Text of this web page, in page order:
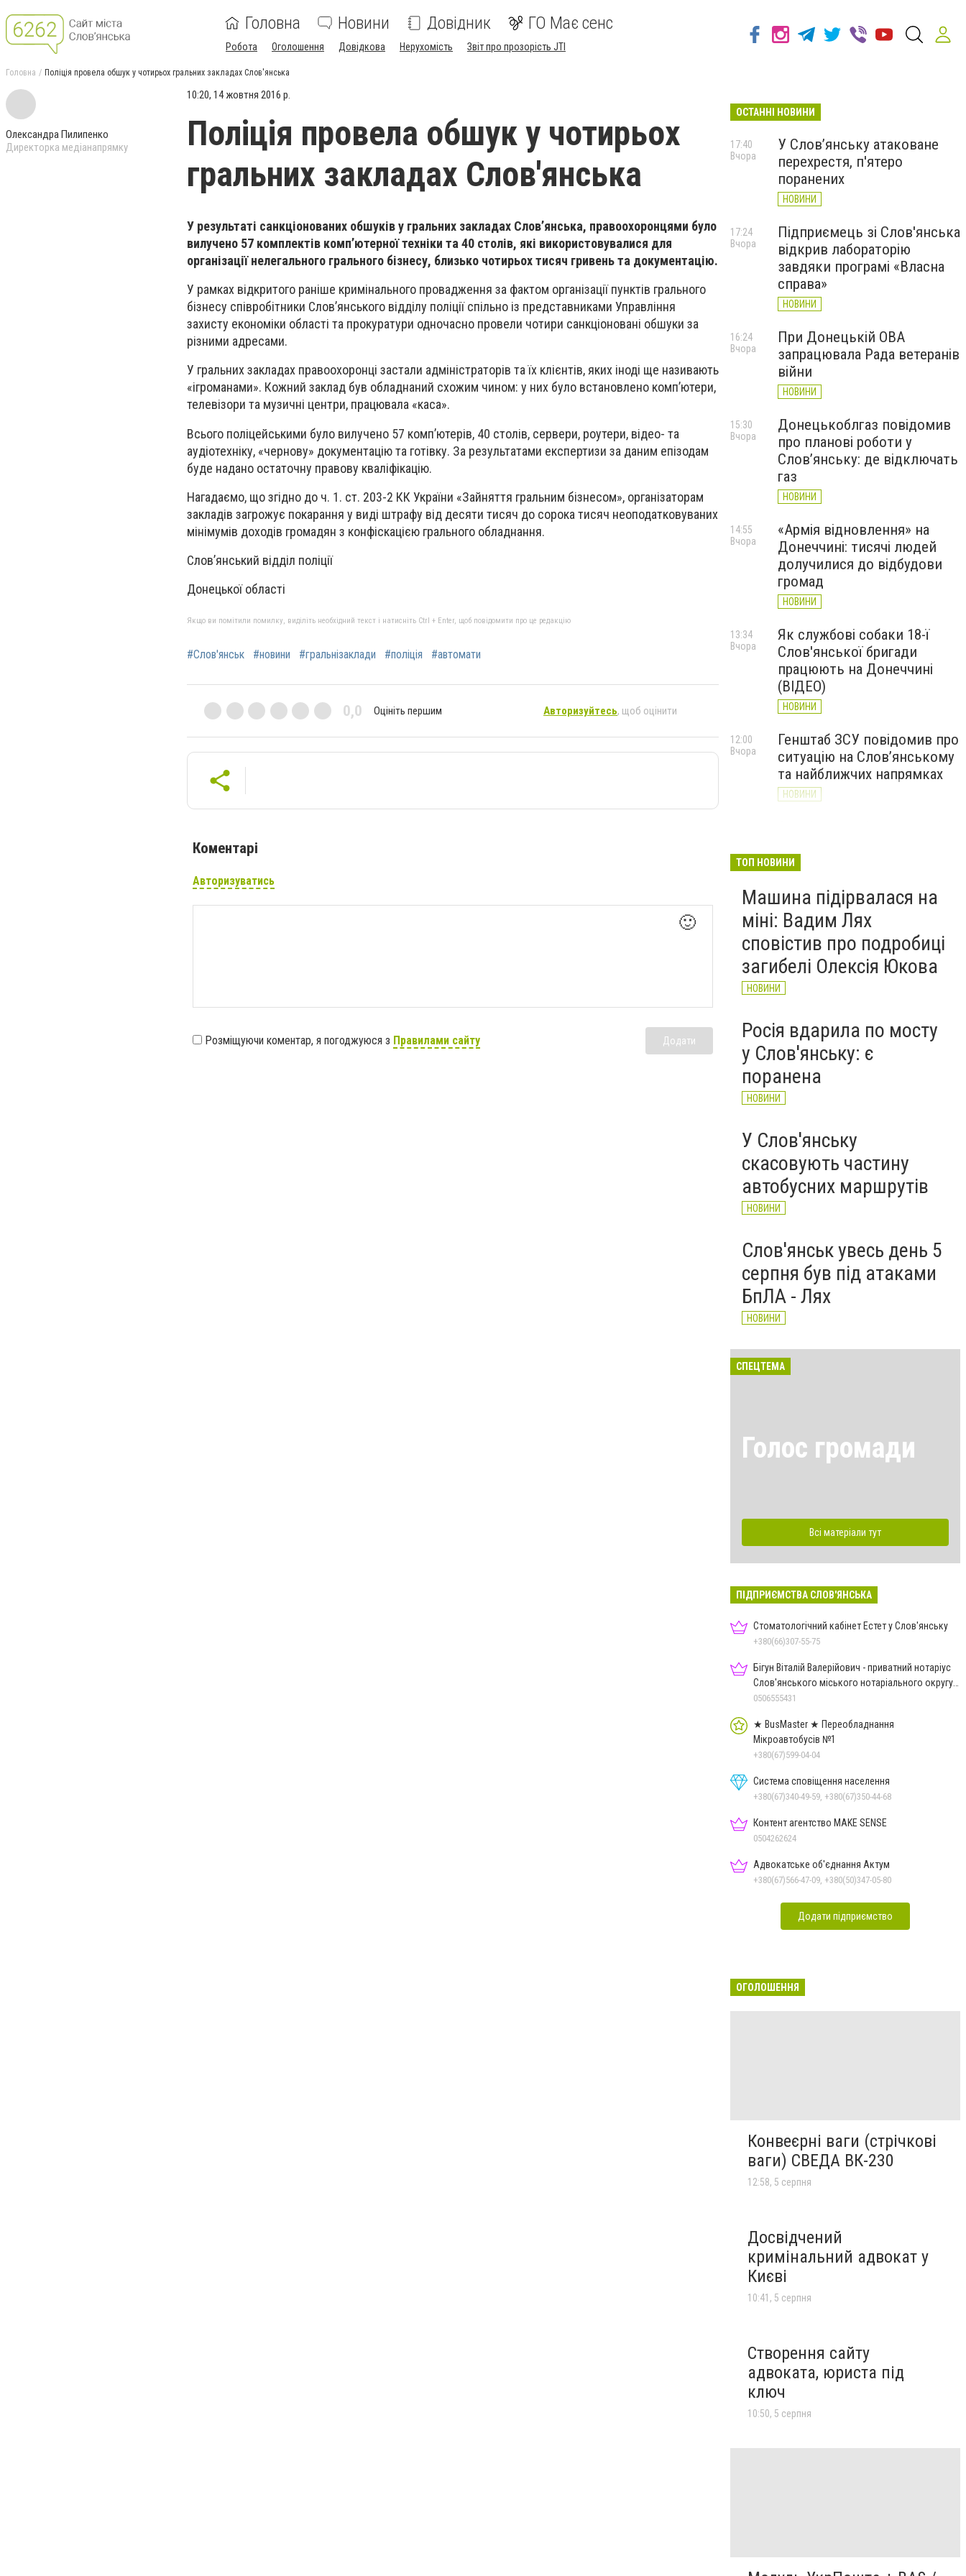
Головна Новини Довідник ГО Має сенс
Робота Оголошення Довідкова Нерухомість Звіт про прозорість JTI
Головна Поліція провела обшук у чотирьох гральних закладах Слов'янська
Олександра Пилипенко
Директорка медіанапрямку
10:20, 14 жовтня 2016 р.
Поліція провела обшук у чотирьох
гральних закладах Слов'янська
У результаті санкціонованих обшуків у гральних закладах Слов’янська, правоохоронцями було
вилучено 57 комплектів комп’ютерної техніки та 40 столів, які використовувалися для
організації нелегального грального бізнесу, близько чотирьох тисяч гривень та документацію.
У рамках відкритого раніше кримінального провадження за фактом організації пунктів грального
бізнесу співробітники Слов’янського відділу поліції спільно із представниками Управління
захисту економіки області та прокуратури одночасно провели чотири санкціоновані обшуки за
різними адресами.
У гральних закладах правоохоронці застали адміністраторів та їх клієнтів, яких іноді ще називають
«ігроманами». Кожний заклад був обладнаний схожим чином: у них було встановлено комп’ютери,
телевізори та музичні центри, працювала «каса».
Всього поліцейськими було вилучено 57 комп’ютерів, 40 столів, сервери, роутери, відео- та
аудіотехніку, «чернову» документацію та готівку. За результатами експертизи за даним епізодам
буде надано остаточну правову кваліфікацію.
Нагадаємо, що згідно до ч. 1. ст. 203-2 КК України «Зайняття гральним бізнесом», організаторам
закладів загрожує покарання у виді штрафу від десяти тисяч до сорока тисяч неоподатковуваних
мінімумів доходів громадян з конфіскацією грального обладнання.
Слов’янський відділ поліції
Донецької області
Якщо ви помітили помилку, виділіть необхідний текст і натисніть Ctrl + Enter, щоб повідомити про це редакцію
#Слов'янськ #новини #гральнізаклади #поліція #автомати
0,0 Оцініть першим Авторизуйтесь, щоб оцінити
Коментарі
Авторизуватись
🙂
Розміщуючи коментар, я погоджуюся з Правилами сайту Додати
ОСТАННІ НОВИНИ
У Слов’янську атаковане
перехрестя, п'ятеро
поранених
НОВИНИ
17:40
Вчора
Підприємець зі Слов'янська
відкрив лабораторію
завдяки програмі «Власна
справа»
НОВИНИ
17:24
Вчора
При Донецькій ОВА
запрацювала Рада ветеранів
війни
НОВИНИ
16:24
Вчора
Донецькоблгаз повідомив
про планові роботи у
Слов’янську: де відключать
газ
НОВИНИ
15:30
Вчора
«Армія відновлення» на
Донеччині: тисячі людей
долучилися до відбудови
громад
НОВИНИ
14:55
Вчора
Як службові собаки 18-ї
Слов'янської бригади
працюють на Донеччині
(ВІДЕО)
НОВИНИ
13:34
Вчора
Генштаб ЗСУ повідомив про
ситуацію на Слов’янському
та найближчих напрямках
НОВИНИ
12:00
Вчора
великої війни: 7 серпня
ТОП НОВИНИ
Машина підірвалася на
міні: Вадим Лях
сповістив про подробиці
загибелі Олексія Юкова
НОВИНИ
Росія вдарила по мосту
у Слов'янську: є
поранена
НОВИНИ
У Слов'янську
скасовують частину
автобусних маршрутів
НОВИНИ
Слов'янськ увесь день 5
серпня був під атаками
БпЛА - Лях
НОВИНИ
СПЕЦТЕМА
Голос громади
Всі матеріали тут
ПІДПРИЄМСТВА СЛОВ'ЯНСЬКА
Стоматологічний кабінет Естет у Слов'янську
+380(66)307-55-75
Бігун Віталій Валерійович - приватний нотаріус
Слов'янського міського нотаріального округу
Дон.обл.
0506555431
★ BusMaster ★ Переобладнання
Мікроавтобусів №1
+380(67)599-04-04
Система сповіщення населення
+380(67)340-49-59, +380(67)350-44-68
Контент агентство MAKE SENSE
0504262624
Адвокатське об'єднання Актум
+380(67)566-47-09, +380(50)347-05-80
Додати підприємство
ОГОЛОШЕННЯ
Конвеєрні ваги (стрічкові
ваги) СВЕДА ВК-230
12:58, 5 серпня
Досвідчений
кримінальний адвокат у
Києві
10:41, 5 серпня
Створення сайту
адвоката, юриста під
ключ
10:50, 5 серпня